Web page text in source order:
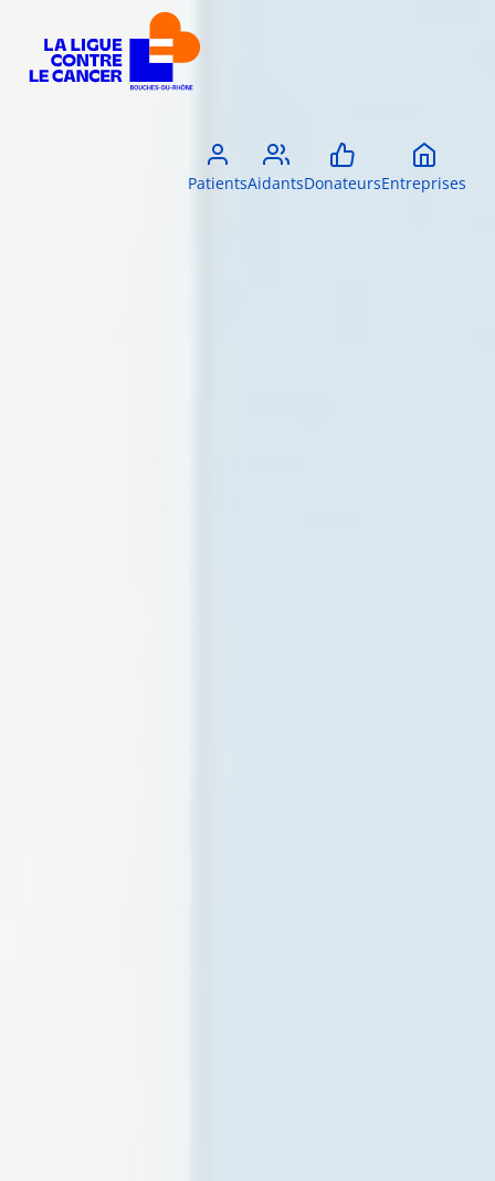
PatientsAidantsDonateursEntreprises